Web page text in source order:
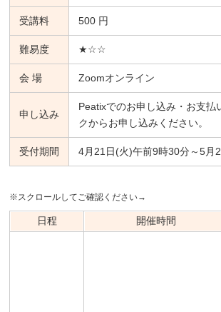
受講料 500 円
難易度 ★☆☆
会 場 Zoomオンライン
申し込み
Peatixでのお申し込み・お支払
クからお申し込みください。
受付期間 4月21日(火)午前9時30分～5月
※スクロールしてご確認ください→
日程 開催時間